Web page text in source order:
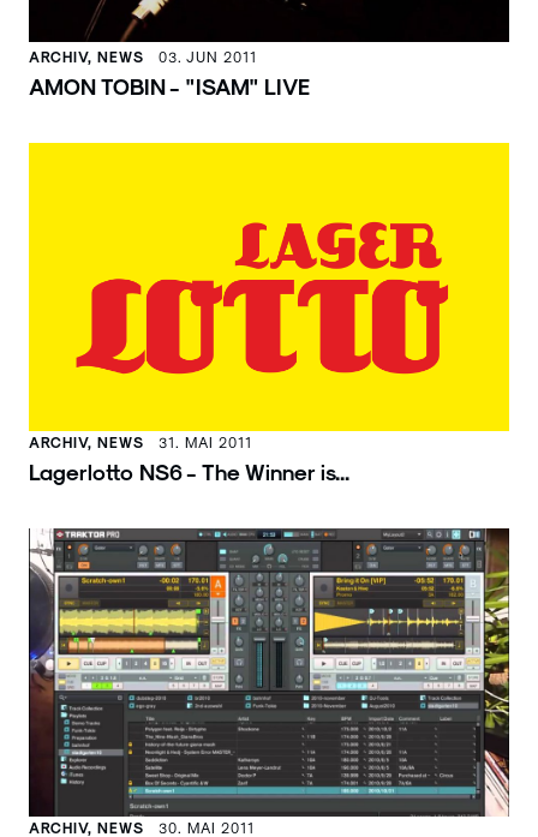
ARCHIV, NEWS 03. JUN 2011
AMON TOBIN - "ISAM" LIVE
ARCHIV, NEWS 31. MAI 2011
Lagerlotto NS6 - The Winner is...
ARCHIV, NEWS 30. MAI 2011